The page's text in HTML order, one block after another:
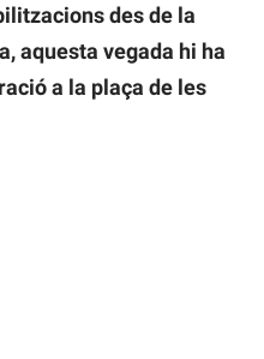
des de la
aquesta vegada hi ha
a la plaça de les